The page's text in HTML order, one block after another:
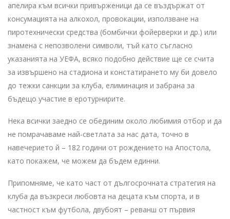
апелира към всички привърженици да се въздържат от
консумацията на алкохол, провокации, използване на
пиротехнически средства (бомбички фойерверки и др.) или
знамена с непозволени символи, тъй като съгласно
указанията на УЕФА, всяко подобно действие ще се счита
за извършено на стадиона и констатирането му би довело
до тежки санкции за клуба, елиминация и забрана за
бъдещо участие в еротурнирите.
Нека всички заедно се обединим около любимия отбор и да
не помрачаваме най-светлата за нас дата, точно в
навечерието й – 182 години от рождението на Апостола,
като покажем, че можем да бъдем единни.
Припомняме, че като част от дългосрочната стратегия на
клуба да възкреси любовта на децата към спорта, и в
частност към футбола, двубоят – реванш от първия